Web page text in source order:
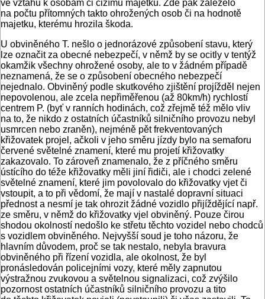
ve vztahu k osobám či cizímu majetku. Zde pak záleželo
na počtu přítomných takto ohrožených osob či na hodnotě
majetku, kterému hrozila škoda.
U obviněného T. nešlo o jednorázové způsobení stavu, který
lze označit za obecné nebezpečí, v němž by se ocitly v tentýž
okamžik všechny ohrožené osoby, ale to v žádném případě
neznamená, že se o způsobení obecného nebezpečí
nejednalo. Obviněný podle skutkového zjištění projížděl nejen
nepovolenou, ale zcela nepřiměřenou (až 80km/h) rychlostí
centrem P. (byť v ranních hodinách, což zřejmě též mělo vliv
na to, že nikdo z ostatních účastníků silničního provozu nebyl
usmrcen nebo zraněn), nejméně pět frekventovaných
křižovatek projel, ačkoli v jeho směru jízdy bylo na semaforu
červené světelné znamení, které mu projetí křižovatky
zakazovalo. To zároveň znamenalo, že z příčného směru
ústícího do téže křižovatky měli jiní řidiči, ale i chodci zelené
světelné znamení, které jim povolovalo do křižovatky vjet či
vstoupit, a to při vědomí, že mají v nastalé dopravní situaci
přednost a nesmí je tak ohrozit žádné vozidlo přijíždějící např.
ze směru, v němž do křižovatky vjel obviněný. Pouze čirou
shodou okolností nedošlo ke střetu těchto vozidel nebo chodců
s vozidlem obviněného. Nejvyšší soud je toho názoru, že
hlavním důvodem, proč se tak nestalo, nebyla bravura
obviněného při řízení vozidla, ale okolnost, že byl
pronásledován policejními vozy, které měly zapnutou
výstražnou zvukovou a světelnou signalizaci, což zvýšilo
pozornost ostatních účastníků silničního provozu a tito